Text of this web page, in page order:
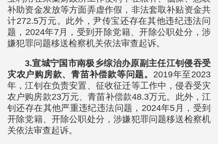
补助资金发放等方面弄虚作假，非法套取补贴资金共
计272.5万元。此外，尹传宝还存在其他违纪违法问
题，2024年7月，受到开除党籍、开除公职处分，涉
嫌犯罪问题移送检察机关依法审查起诉。
3.宣城宁国市南极乡综治办原副主任江钊侵吞受
灾农户购房款、青苗补偿款等问题。 2019年至2023
年，江钊在负责安置、征收征迁等工作中，侵吞受灾
农户购房款23万元、青苗补偿款48.3万元。此外，江
钊还存在其他严重违纪违法问题，2024年5月，受到
开除党籍、开除公职处分，涉嫌犯罪问题移送检察机
关依法审查起诉。